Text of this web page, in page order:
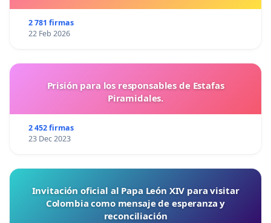
2 781 firmas
22 Feb 2026
Prisión para los responsables de Estafas
Piramidales.
2 452 firmas
23 Dec 2023
Invitación oficial al Papa León XIV para visitar
Colombia como mensaje de esperanza y
reconciliación